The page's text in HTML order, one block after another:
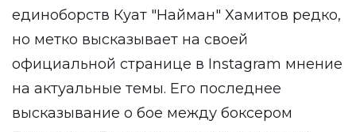
единоборств Куат "Найман" Хамитов редко,
но метко высказывает на своей
официальной странице в Instagram мнение
на актуальные темы. Его последнее
высказывание о бое между боксером